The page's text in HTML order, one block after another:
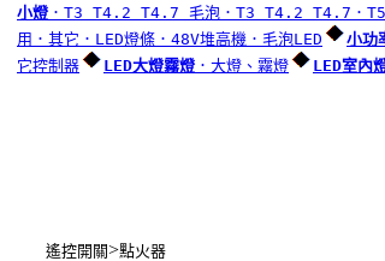
小燈 ．T3 T4.2 T4.7 毛泡 ．T3 T4.2 T4.7 ．T5
用 ．其它 ．LED燈條 ．48V堆高機 ．毛泡LED 小功
它控制器
LED大燈霧燈 ．大燈、霧燈 LED室內
遙控開關>點火器